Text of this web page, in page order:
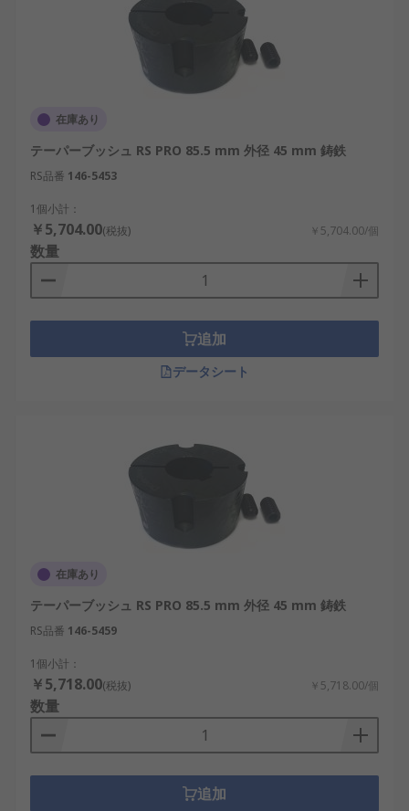
在庫あり
テーパーブッシュ RS PRO 85.5 mm 外径 45 mm 鋳鉄
RS品番 146-5453
1個小計：
￥5,704.00(税抜) ￥5,704.00/個
数量
追加
データシート
在庫あり
テーパーブッシュ RS PRO 85.5 mm 外径 45 mm 鋳鉄
RS品番 146-5459
1個小計：
￥5,718.00(税抜) ￥5,718.00/個
数量
追加